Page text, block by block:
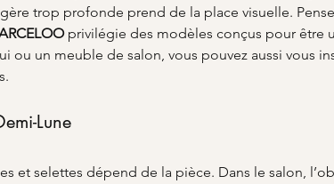
trop profonde prend de la place visuelle.
privilégie des modèles conçus pour être
ou un meuble de salon, vous pouvez aussi vous
Lune
et selettes dépend de la pièce. Dans le salon,